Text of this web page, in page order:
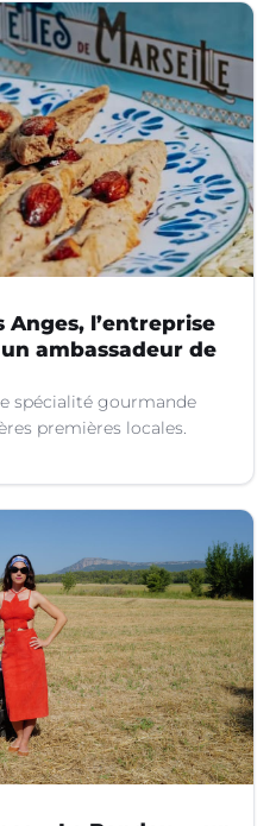
Anges, l’entreprise
ambassadeur de
spécialité gourmande
premières locales.